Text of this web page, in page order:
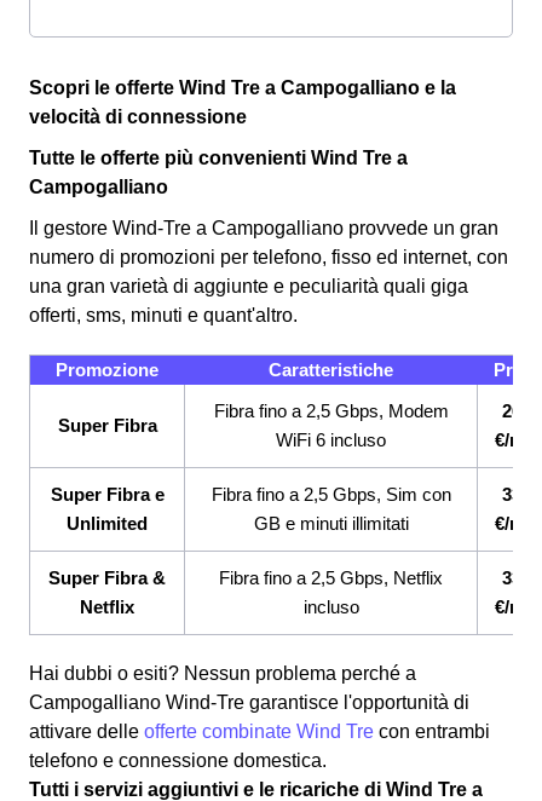
Scopri le offerte Wind Tre a Campogalliano e la
velocità di connessione
Tutte le offerte più convenienti Wind Tre a
Campogalliano
Il gestore Wind-Tre a Campogalliano provvede un gran
numero di promozioni per telefono, fisso ed internet, con
una gran varietà di aggiunte e peculiarità quali giga
offerti, sms, minuti e quant'altro.
Promozione Caratteristiche
Super Fibra
Fibra fino a 2,5 Gbps, Modem
WiFi 6 incluso
€/
Super Fibra e
Unlimited
Fibra fino a 2,5 Gbps, Sim con
GB e minuti illimitati
€/
Super Fibra &
Netflix
Fibra fino a 2,5 Gbps, Netflix
incluso
€/
Hai dubbi o esiti? Nessun problema perché a
Campogalliano Wind-Tre garantisce l'opportunità di
attivare delle offerte combinate Wind Tre con entrambi
telefono e connessione domestica.
Tutti i servizi aggiuntivi e le ricariche di Wind Tre a